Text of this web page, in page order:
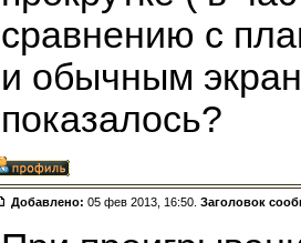
сравнению с
и обычным
показалось?
Добавлено: 05 фев 2013, 16:50. Заголовок